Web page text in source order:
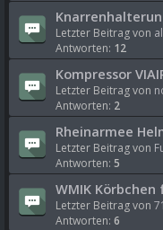
Letzter Beitrag von
Antworten: 12
Kompressor
Letzter Beitrag von
Antworten: 2
Rheinarmee
Letzter Beitrag von
Antworten: 5
WMIK
Letzter Beitrag von
Antworten: 6